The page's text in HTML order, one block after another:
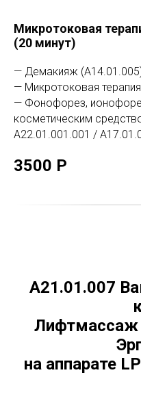
Микротоковая
(20 минут)
— Демакияж
— Микротоковая
— Фонофорез,
косметическим
А22.01.001.001 /
3500 Р
А21.01.007
на аппарате